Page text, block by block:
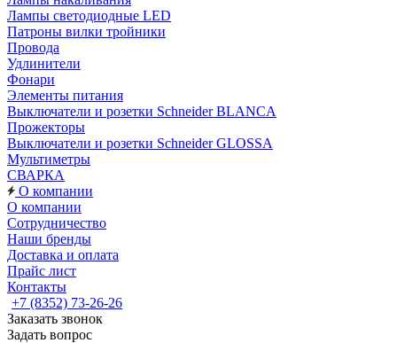
Лампы светодиодные LED
Патроны вилки тройники
Провода
Удлинители
Фонари
Элементы питания
Выключатели и розетки Schneider BLANCA
Прожекторы
Выключатели и розетки Schneider GLOSSA
Мультиметры
СВАРКА
О компании
О компании
Сотрудничество
Наши бренды
Доставка и оплата
Прайс лист
Контакты
+7 (8352) 73-26-26
Заказать звонок
Задать вопрос